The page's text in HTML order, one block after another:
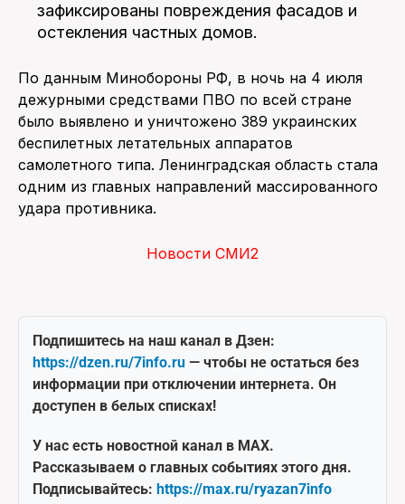
зафиксированы повреждения фасадов и
остекления частных домов.
По данным Минобороны РФ, в ночь на 4 июля
дежурными средствами ПВО по всей стране
было выявлено и уничтожено 389 украинских
беспилетных летательных аппаратов
самолетного типа. Ленинградская область стала
одним из главных направлений массированного
удара противника.
Новости СМИ2
Подпишитесь на наш канал в Дзен:
https://dzen.ru/7info.ru — чтобы не остаться без
информации при отключении интернета. Он
доступен в белых списках!
У нас есть новостной канал в MAX.
Рассказываем о главных событиях этого дня.
Подписывайтесь: https://max.ru/ryazan7info